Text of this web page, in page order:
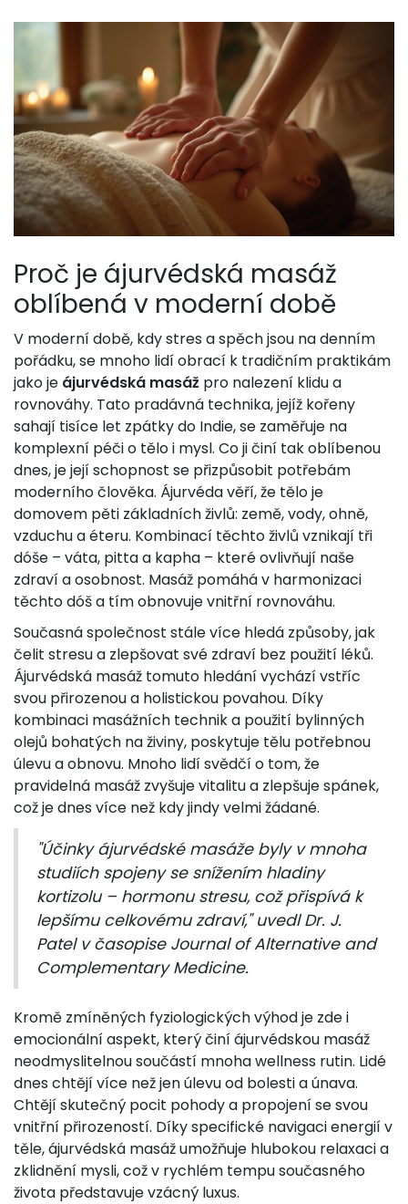
Proč je ájurvédská masáž
oblíbená v moderní době
V moderní době, kdy stres a spěch jsou na denním
pořádku, se mnoho lidí obrací k tradičním praktikám
jako je ájurvédská masáž pro nalezení klidu a
rovnováhy. Tato pradávná technika, jejíž kořeny
sahají tisíce let zpátky do Indie, se zaměřuje na
komplexní péči o tělo i mysl. Co ji činí tak oblíbenou
dnes, je její schopnost se přizpůsobit potřebám
moderního člověka. Ájurvéda věří, že tělo je
domovem pěti základních živlů: země, vody, ohně,
vzduchu a éteru. Kombinací těchto živlů vznikají tři
dóše – váta, pitta a kapha – které ovlivňují naše
zdraví a osobnost. Masáž pomáhá v harmonizaci
těchto dóš a tím obnovuje vnitřní rovnováhu.
Současná společnost stále více hledá způsoby, jak
čelit stresu a zlepšovat své zdraví bez použití léků.
Ájurvédská masáž tomuto hledání vychází vstříc
svou přirozenou a holistickou povahou. Díky
kombinaci masážních technik a použití bylinných
olejů bohatých na živiny, poskytuje tělu potřebnou
úlevu a obnovu. Mnoho lidí svědčí o tom, že
pravidelná masáž zvyšuje vitalitu a zlepšuje spánek,
což je dnes více než kdy jindy velmi žádané.
"Účinky ájurvédské masáže byly v mnoha
studiích spojeny se snížením hladiny
kortizolu – hormonu stresu, což přispívá k
lepšímu celkovému zdraví," uvedl Dr. J.
Patel v časopise Journal of Alternative and
Complementary Medicine.
Kromě zmíněných fyziologických výhod je zde i
emocionální aspekt, který činí ájurvédskou masáž
neodmyslitelnou součástí mnoha wellness rutin. Lidé
dnes chtějí více než jen úlevu od bolesti a únava.
Chtějí skutečný pocit pohody a propojení se svou
vnitřní přirozeností. Díky specifické navigaci energií v
těle, ájurvédská masáž umožňuje hlubokou relaxaci a
zklidnění mysli, což v rychlém tempu současného
života představuje vzácný luxus.